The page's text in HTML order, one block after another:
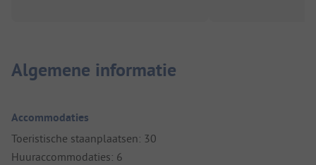
Algemene informatie
Accommodaties
Toeristische staanplaatsen: 30
Huuraccommodaties: 6